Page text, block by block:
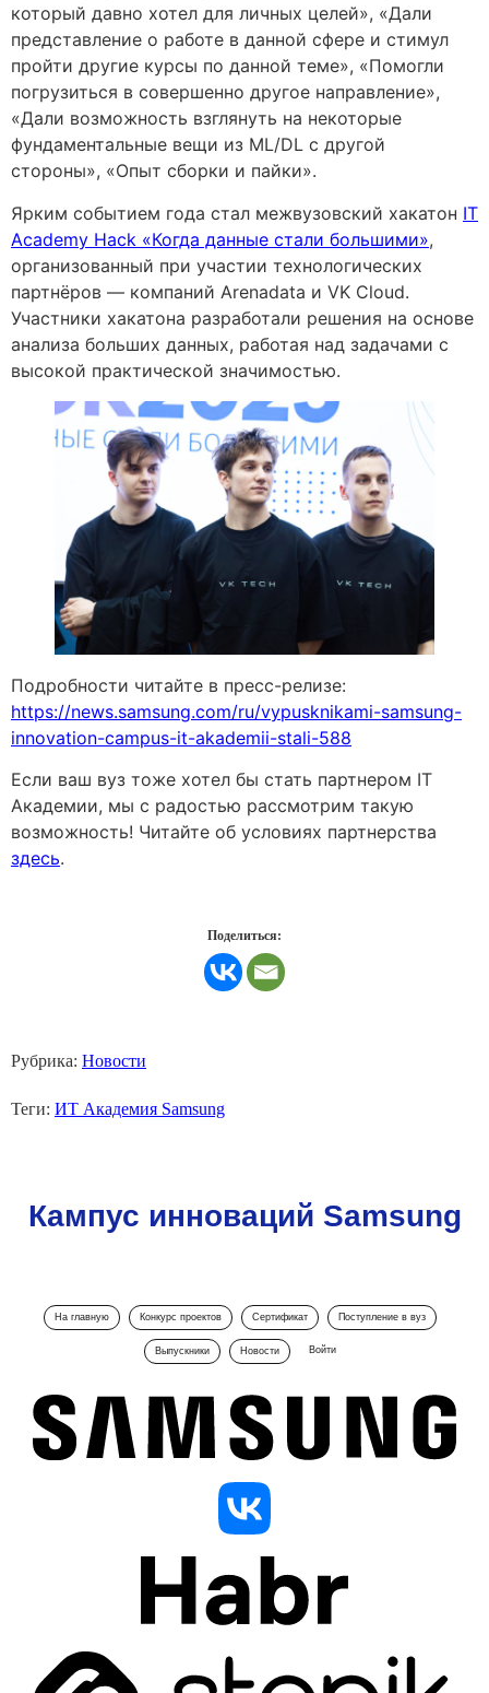
который давно хотел для личных целей», «Дали
представление о работе в данной сфере и стимул
пройти другие курсы по данной теме», «Помогли
погрузиться в совершенно другое направление»,
«Дали возможность взглянуть на некоторые
фундаментальные вещи из ML/DL с другой
стороны», «Опыт сборки и пайки».
Ярким событием года стал межвузовский хакатон IT
Academy Hack «Когда данные стали большими»,
организованный при участии технологических
партнёров — компаний Arenadata и VK Cloud.
Участники хакатона разработали решения на основе
анализа больших данных, работая над задачами с
высокой практической значимостью.
Подробности читайте в пресс-релизе:
https://news.samsung.com/ru/vypusknikami-samsung-
innovation-campus-it-akademii-stali-588
Если ваш вуз тоже хотел бы стать партнером IT
Академии, мы с радостью рассмотрим такую
возможность! Читайте об условиях партнерства
здесь.
Поделиться:
Рубрика: Новости
Теги: ИТ Академия Samsung
Кампус инноваций Samsung
На главную Конкурс проектов Сертификат Поступление в вуз
Выпускники Новости Войти